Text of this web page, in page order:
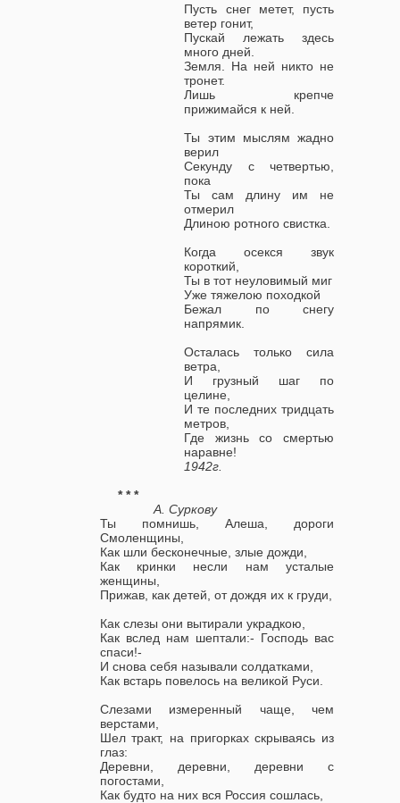
Пусть снег метет, пусть
ветер гонит,
Пускай лежать здесь
много дней.
Земля. На ней никто не
тронет.
Лишь крепче
прижимайся к ней.
Ты этим мыслям жадно
верил
Секунду с четвертью,
пока
Ты сам длину им не
отмерил
Длиною ротного свистка.
Когда осекся звук
короткий,
Ты в тот неуловимый миг
Уже тяжелою походкой
Бежал по снегу
напрямик.
Осталась только сила
ветра,
И грузный шаг по
целине,
И те последних тридцать
метров,
Где жизнь со смертью
наравне!
1942г.
* * *
А. Суркову
Ты помнишь, Алеша, дороги
Смоленщины,
Как шли бесконечные, злые дожди,
Как кринки несли нам усталые
женщины,
Прижав, как детей, от дождя их к груди,
Как слезы они вытирали украдкою,
Как вслед нам шептали:- Господь вас
спаси!-
И снова себя называли солдатками,
Как встарь повелось на великой Руси.
Слезами измеренный чаще, чем
верстами,
Шел тракт, на пригорках скрываясь из
глаз:
Деревни, деревни, деревни с
погостами,
Как будто на них вся Россия сошлась,